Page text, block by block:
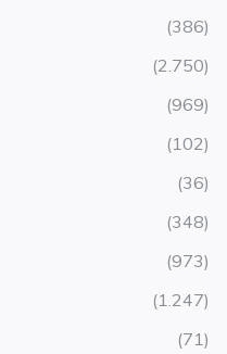
(386)
(2.750)
(969)
(102)
(36)
(348)
(973)
(1.247)
(71)